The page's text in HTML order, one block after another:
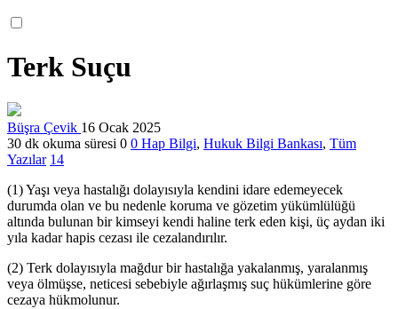
Terk Suçu
Büşra Çevik 16 Ocak 2025
30 dk okuma süresi 0 0 Hap Bilgi, Hukuk Bilgi Bankası, Tüm
Yazılar 14
(1) Yaşı veya hastalığı dolayısıyla kendini idare edemeyecek
durumda olan ve bu nedenle koruma ve gözetim yükümlülüğü
altında bulunan bir kimseyi kendi haline terk eden kişi, üç aydan iki
yıla kadar hapis cezası ile cezalandırılır.
(2) Terk dolayısıyla mağdur bir hastalığa yakalanmış, yaralanmış
veya ölmüşse, neticesi sebebiyle ağırlaşmış suç hükümlerine göre
cezaya hükmolunur.